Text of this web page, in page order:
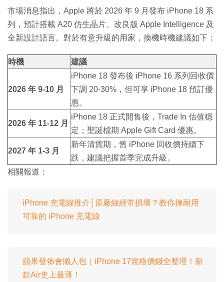
市場消息指出，Apple 將於 2026 年 9 月發布 iPhone 18 系
列，預計搭載 A20 仿生晶片、改良版 Apple Intelligence 及
全新設計語言。對於有意升級的用家，換機時機建議如下：
時機 建議
2026 年 9-10 月
iPhone 18 發布後 iPhone 16 系列回收價
下調 20-30%，但可享 iPhone 18 預訂優
惠。
2026 年 11-12 月
iPhone 18 正式開售後，Trade In 估值穩
定；聖誕檔期 Apple Gift Card 優惠。
2027 年 1-3 月
新年清貨期，舊 iPhone 回收價持續下
跌，建議把握首季完成升級。
相關報道：
iPhone 充電線推介│原廠線經常損壞？教你揀耐用
可靠的 iPhone 充電線
蘋果發佈會懶人包｜iPhone 17規格價錢全整理！新
款Air史上最薄！